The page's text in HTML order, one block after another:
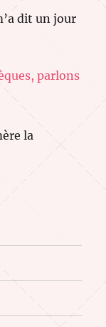
dit un jour
parlons
la